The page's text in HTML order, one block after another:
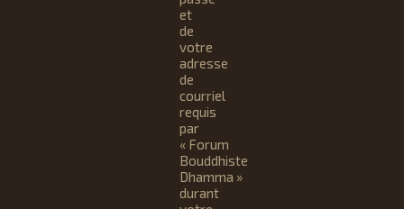
et
de
votre
adresse
de
courriel
requis
par
« Forum
Bouddhiste
Dhamma »
durant